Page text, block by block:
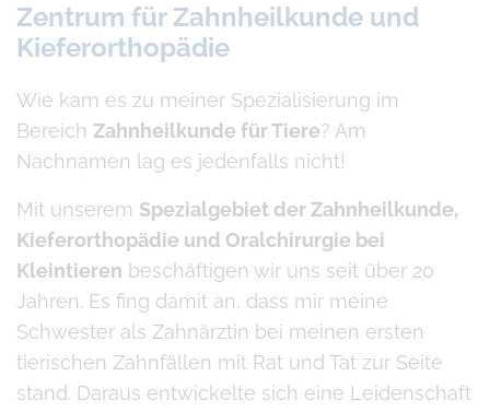
Zentrum für Zahnheilkunde und
Kieferorthopädie
Wie kam es zu meiner Spezialisierung im
Bereich Zahnheilkunde für Tiere? Am
Nachnamen lag es jedenfalls nicht!
Mit unserem Spezialgebiet der Zahnheilkunde,
Kieferorthopädie und Oralchirurgie bei
Kleintieren beschäftigen wir uns seit über 20
Jahren. Es fing damit an, dass mir meine
Schwester als Zahnärztin bei meinen ersten
tierischen Zahnfällen mit Rat und Tat zur Seite
stand. Daraus entwickelte sich eine Leidenschaft